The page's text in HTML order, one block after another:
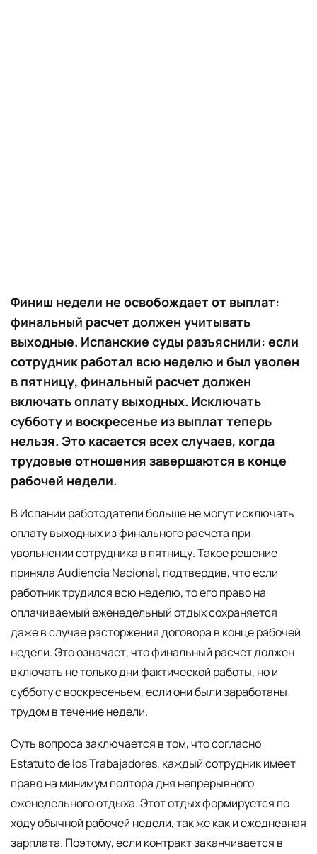
Финиш недели не освобождает от выплат:
финальный расчет должен учитывать
выходные. Испанские суды разъяснили: если
сотрудник работал всю неделю и был уволен
в пятницу, финальный расчет должен
включать оплату выходных. Исключать
субботу и воскресенье из выплат теперь
нельзя. Это касается всех случаев, когда
трудовые отношения завершаются в конце
рабочей недели.
В Испании работодатели больше не могут исключать
оплату выходных из финального расчета при
увольнении сотрудника в пятницу. Такое решение
приняла Audiencia Nacional, подтвердив, что если
работник трудился всю неделю, то его право на
оплачиваемый еженедельный отдых сохраняется
даже в случае расторжения договора в конце рабочей
недели. Это означает, что финальный расчет должен
включать не только дни фактической работы, но и
субботу с воскресеньем, если они были заработаны
трудом в течение недели.
Суть вопроса заключается в том, что согласно
Estatuto de los Trabajadores, каждый сотрудник имеет
право на минимум полтора дня непрерывного
еженедельного отдыха. Этот отдых формируется по
ходу обычной рабочей недели, так же как и ежедневная
зарплата. Поэтому, если контракт заканчивается в